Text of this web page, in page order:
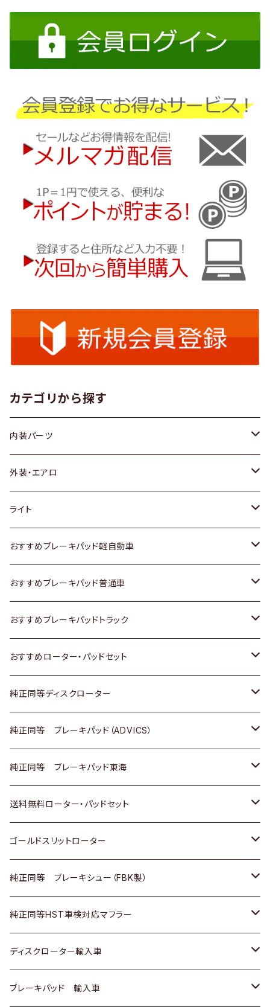
カテゴリから探す
内装パーツ
トヨタ
ホンダ
スズキ
日産
いすゞ
ダイハツ
マツダ
三菱
スバル
日野
三菱ふそう
ＢＭＷ
外装・エアロ
トヨタ
ホンダ
スズキ
日産
いすゞ
ダイハツ
マツダ
三菱
日野
三菱ふそう
ライト
トヨタ
スズキ
日産
いすゞ
ダイハツ
三菱
日野
三菱ふそう
その他
おすすめブレーキパッド軽自動車
トヨタ
ホンダ
スズキ
日産
ダイハツ
マツダ
三菱
スバル
おすすめブレーキパッド普通車
トヨタ
ホンダ
スズキ
日産
いすゞ
ダイハツ
マツダ
三菱
スバル
おすすめブレーキパッドトラック
トヨタ
日産
いすゞ
ダイハツ
マツダ
三菱
おすすめローター・パッドセット
トヨタ
ホンダ
スズキ
日産
ダイハツ
マツダ
三菱
スバル
純正同等ディスクローター
トヨタ
ホンダ
スズキ
日産
いすゞ
ダイハツ
マツダ
三菱
純正同等 ブレーキパッド（ADVICS）
トヨタ
ホンダ
スズキ
日産
ダイハツ
マツダ
三菱
純正同等 ブレーキパッド東海
トヨタ
ホンダ
日産
いすゞ
ダイハツ
マツダ
送料無料ローター・パッドセット
トヨタ
ホンダ
スズキ
日産
ダイハツ
ゴールドスリットローター
トヨタ
ホンダ
スズキ
日産
純正同等 ブレーキシュー（FBK製）
ホンダ
スズキ
日産
純正同等HST車検対応マフラー
トヨタ
ホンダ
ディスクローター輸入車
ＡＵＤＩ
ブレーキパッド 輸入車